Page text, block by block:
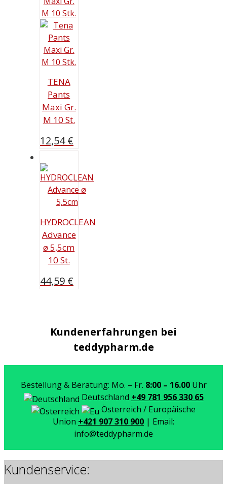
TENA
Pants
Maxi Gr.
M 10 St.
12,54€
HYDROCLEAN
Advance
ø 5,5cm
10 St.
44,59 €
Kundenerfahrungen bei
teddypharm.de
Bestellung & Beratung: Mo. – Fr. 8:00 – 16.00Uhr
Deutschland +49 781 956 330 65
Österreich / Europäische
Union +421 907 310 900 | Email:
info@teddypharm.de
Kundenservice: